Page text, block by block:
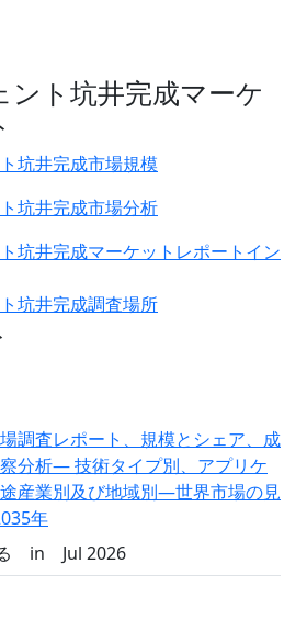
ント坑井完成マーケ
坑井完成市場規模
坑井完成市場分析
坑井完成マーケットレポートイン
坑井完成調査場所
調査レポート、規模とシェア、成
分析― 技術タイプ別、アプリケ
産業別及び地域別―世界市場の見
年
in Jul 2026